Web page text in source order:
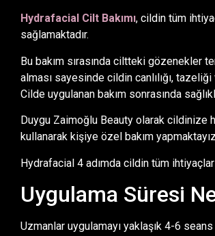
Hydrafacial Cilt Bakımı, cildin tüm
sağlamaktadır.
Bu bakım sırasında ciltteki gözenekler
alması sayesinde cildin canlılığı,
Cilde uygulanan bakım sonrasında
Duygu Zaimoğlu Beauty olarak cildinize
kullanarak kişiye özel bakım
Hydrafacial 4 adımda cildin tüm
Uygulama Süresi
Uzmanlar uygulamayı yaklaşık 4-6 seans